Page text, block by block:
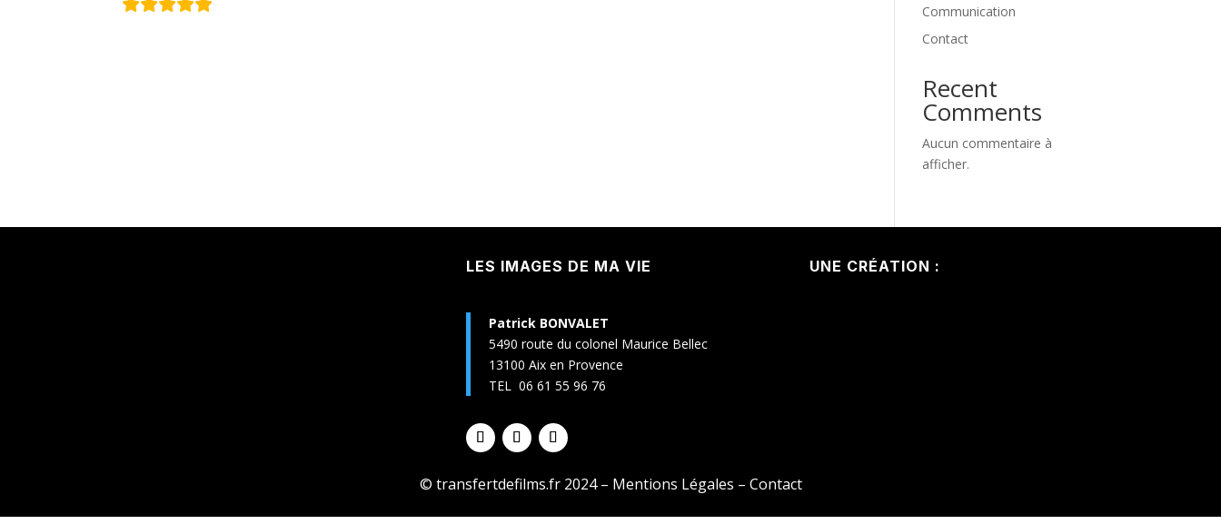
Communication
Contact
Recent
Comments
Aucun commentaire à
afficher.
LES IMAGES DE MA VIE
Patrick BONVALET
5490 route du colonel Maurice Bellec
13100 Aix en Provence
TEL 06 61 55 96 76
UNE CRÉATION :
© transfertdefilms.fr 2024 – Mentions Légales – Contact